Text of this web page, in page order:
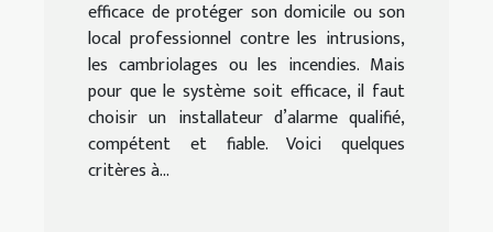
efficace de protéger son domicile ou son
local professionnel contre les intrusions,
les cambriolages ou les incendies. Mais
pour que le système soit efficace, il faut
choisir un installateur d’alarme qualifié,
compétent et fiable. Voici quelques
critères à...